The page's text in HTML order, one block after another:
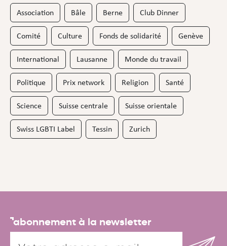
Association Bâle Berne Club Dinner
Comité Culture Fonds de solidarité Genève
International Lausanne Monde du travail
Politique Prix network Religion Santé
Science Suisse centrale Suisse orientale
Swiss LGBTI Label Tessin Zurich
abonnement à la newsletter